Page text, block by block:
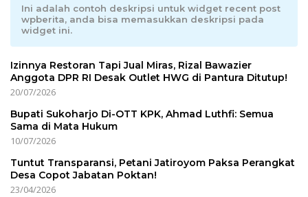
Ini adalah contoh deskripsi untuk widget recent post
wpberita, anda bisa memasukkan deskripsi pada
widget ini.
Izinnya Restoran Tapi Jual Miras, Rizal Bawazier
Anggota DPR RI Desak Outlet HWG di Pantura Ditutup!
20/07/2026
Bupati Sukoharjo Di-OTT KPK, Ahmad Luthfi: Semua
Sama di Mata Hukum
10/07/2026
Tuntut Transparansi, Petani Jatiroyom Paksa Perangkat
Desa Copot Jabatan Poktan!
23/04/2026